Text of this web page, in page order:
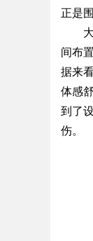
正是
间布
据来
体感
到了
伤。